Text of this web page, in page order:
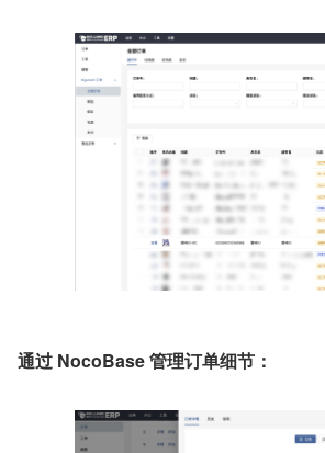
通过 NocoBase 管理订单细节：